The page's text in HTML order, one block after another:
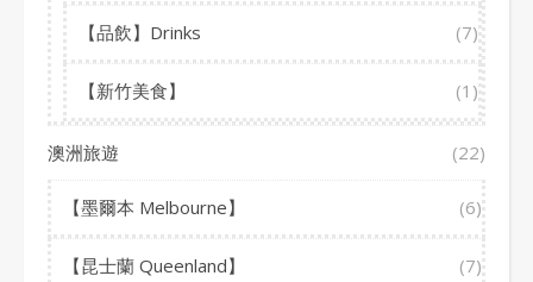
【品飲】Drinks (7)
【新竹美食】 (1)
澳洲旅遊 (22)
【墨爾本 Melbourne】 (6)
【昆士蘭 Queenland】 (7)